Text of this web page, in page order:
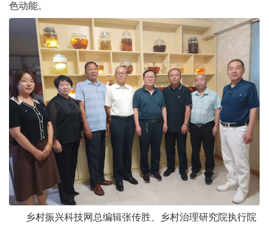
色动能。
乡村振兴科技网总编辑张传胜、乡村治理研究院执行院